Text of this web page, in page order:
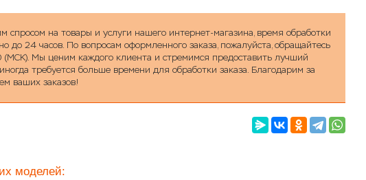
спросом на товары и услуги нашего интернет-магазина, время обработки
до 24 часов. По вопросам оформленного заказа, пожалуйста, обращайтесь
Мы ценим каждого клиента и стремимся предоставить лучший
требуется больше времени для обработки заказа. Благодарим за
ваших заказов!
моделей: